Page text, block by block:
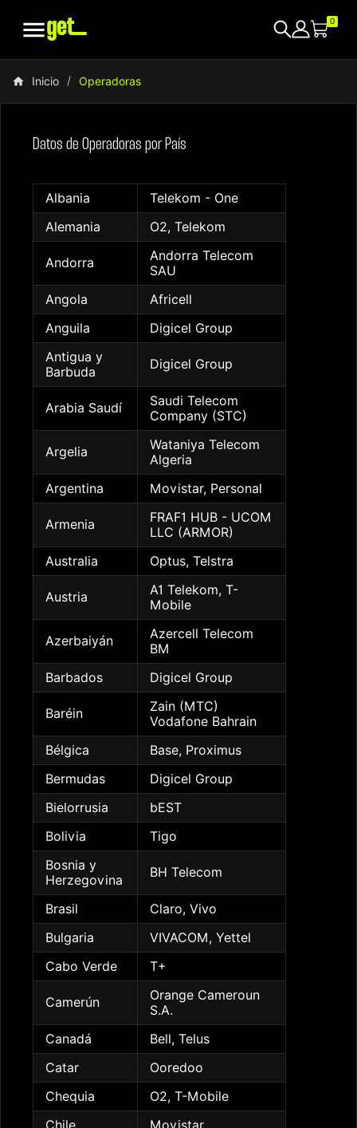
 0
Inicio Operadoras
Datos de Operadoras por País
Albania
Telekom - One
Alemania
O2, Telekom
Andorra
Andorra Telecom
SAU
Angola
Africell
Anguila
Digicel Group
Antigua y
Barbuda
Digicel Group
Arabia Saudí
Saudi Telecom
Company (STC)
Argelia
Wataniya Telecom
Algeria
Argentina
Movistar, Personal
Armenia
FRAF1 HUB - UCOM
LLC (ARMOR)
Australia
Optus, Telstra
Austria
A1 Telekom, T-
Mobile
Azerbaiyán
Azercell Telecom
BM
Barbados
Digicel Group
Baréin
Zain (MTC)
Vodafone Bahrain
Bélgica
Base, Proximus
Bermudas
Digicel Group
Bielorrusia
bEST
Bolivia
Tigo
Bosnia y
Herzegovina
BH Telecom
Brasil
Claro, Vivo
Bulgaria
VIVACOM, Yettel
Cabo Verde
T+
Camerún
Orange Cameroun
S.A.
Canadá
Bell, Telus
Catar
Ooredoo
Chequia
O2, T-Mobile